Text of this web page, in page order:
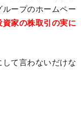
ープのホームペー
資家の株取引の実に
て言わないだけな